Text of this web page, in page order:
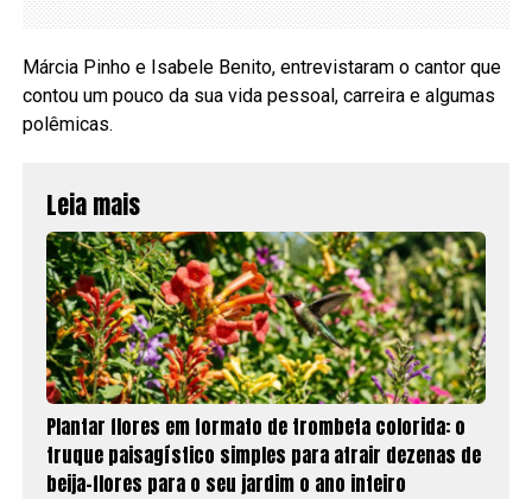
Márcia Pinho e Isabele Benito, entrevistaram o cantor que
contou um pouco da sua vida pessoal, carreira e algumas
polêmicas.
Leia mais
Plantar flores em formato de trombeta colorida: o
truque paisagístico simples para atrair dezenas de
beija-flores para o seu jardim o ano inteiro